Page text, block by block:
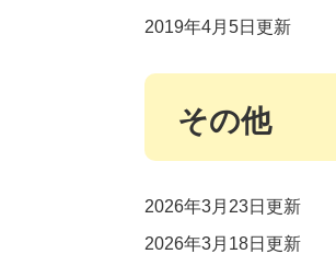
2019年4月5日更新
その他
2026年3月23日更新
2026年3月18日更新